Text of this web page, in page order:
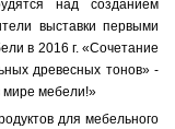
над созданием
выставки первыми
в 2016 г. «Сочетание
древесных тонов» -
мире мебели!»
для мебельного